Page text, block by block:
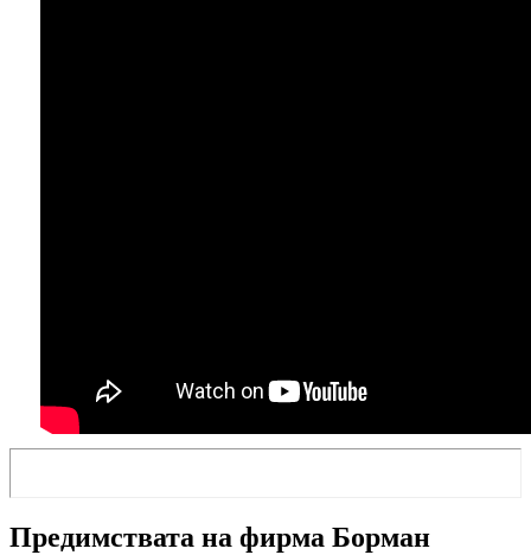
Предимствата на фирма Борман